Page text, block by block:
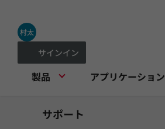
村太
サインイン
製品 アプリケーション
サポート